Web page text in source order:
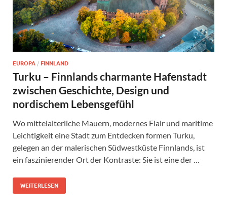
EUROPA / FINNLAND
Turku – Finnlands charmante Hafenstadt
zwischen Geschichte, Design und
nordischem Lebensgefühl
Wo mittelalterliche Mauern, modernes Flair und maritime
Leichtigkeit eine Stadt zum Entdecken formen Turku,
gelegen an der malerischen Südwestküste Finnlands, ist
ein faszinierender Ort der Kontraste: Sie ist eine der …
WEITERLESEN